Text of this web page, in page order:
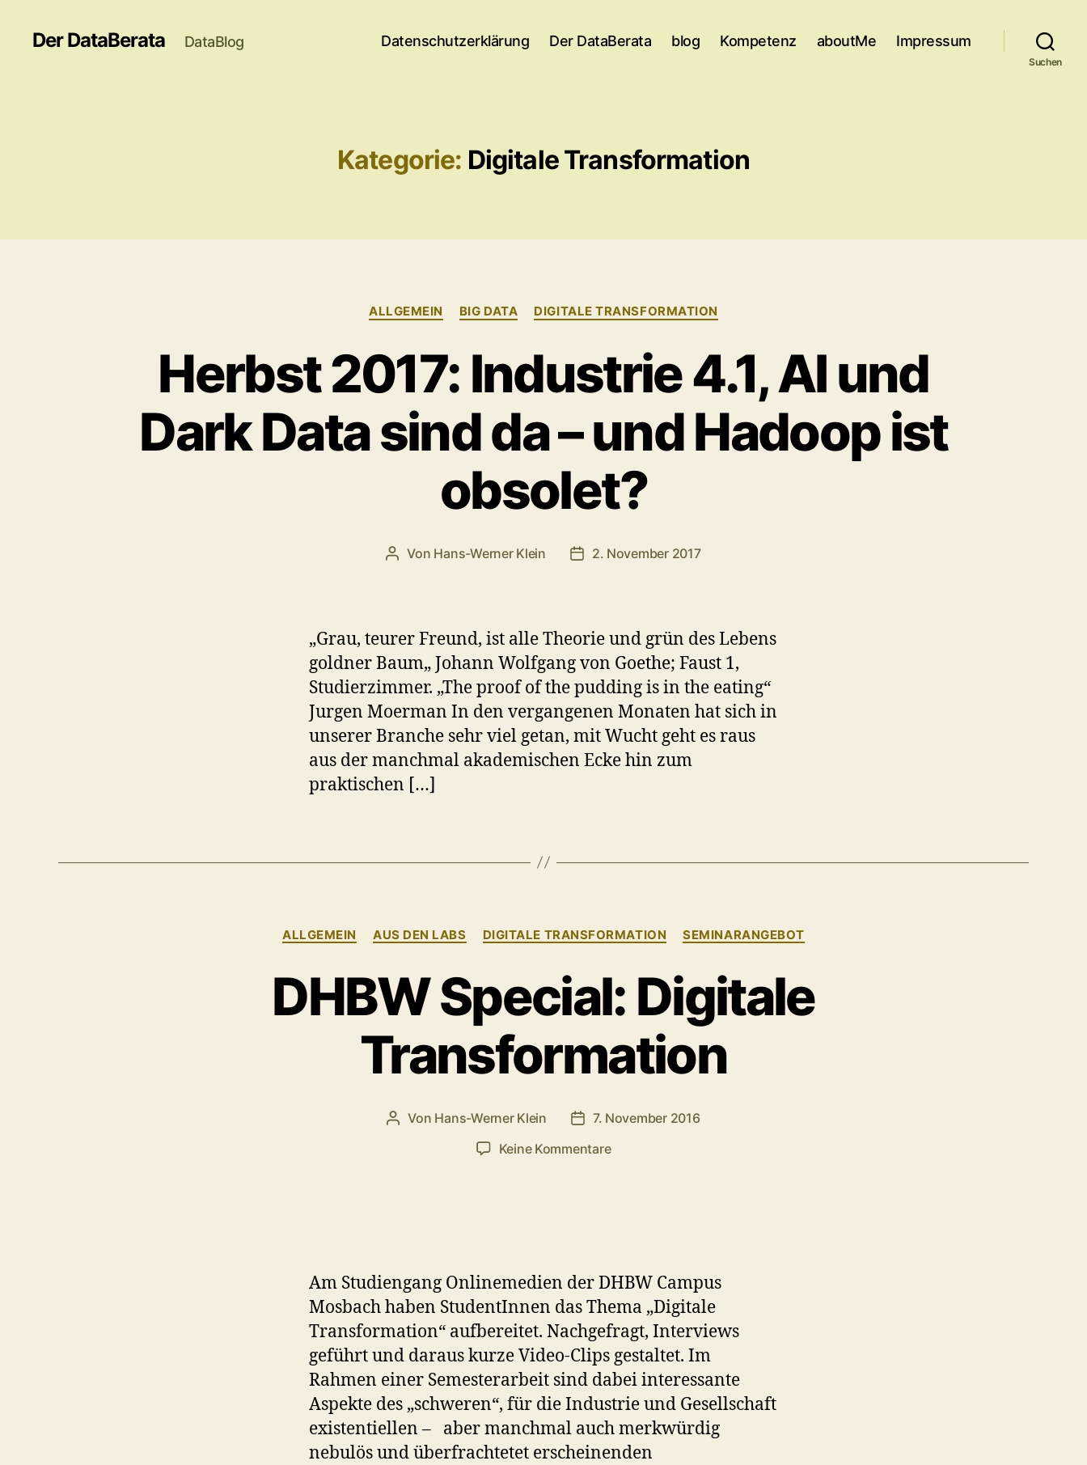
Der DataBerata DataBlog Datenschutzerklärung Der DataBerata blog Kompetenz aboutMe Impressum
Suchen
Kategorie: Digitale Transformation
Kategorien
ALLGEMEIN BIG DATA DIGITALE TRANSFORMATION
Herbst 2017: Industrie 4.1, AI und
Dark Data sind da – und Hadoop ist
obsolet?
Beitragsautor
Von Hans-Werner Klein Veröffentlichungsdatum
2. November 2017
„Grau, teurer Freund, ist alle Theorie und grün des Lebens
goldner Baum„ Johann Wolfgang von Goethe; Faust 1,
Studierzimmer. „The proof of the pudding is in the eating“
Jurgen Moerman In den vergangenen Monaten hat sich in
unserer Branche sehr viel getan, mit Wucht geht es raus
aus der manchmal akademischen Ecke hin zum
praktischen […]
Kategorien
ALLGEMEIN AUS DEN LABS DIGITALE TRANSFORMATION SEMINARANGEBOT
DHBW Special: Digitale
Transformation
Beitragsautor
Von Hans-Werner Klein Veröffentlichungsdatum
7. November 2016
Keine Kommentarezu
Am Studiengang Onlinemedien der DHBW Campus
Mosbach haben StudentInnen das Thema „Digitale
Transformation“ aufbereitet. Nachgefragt, Interviews
geführt und daraus kurze Video-Clips gestaltet. Im
Rahmen einer Semesterarbeit sind dabei interessante
Aspekte des „schweren“, für die Industrie und Gesellschaft
existentiellen – aber manchmal auch merkwürdig
nebulös und überfrachtetet erscheinenden